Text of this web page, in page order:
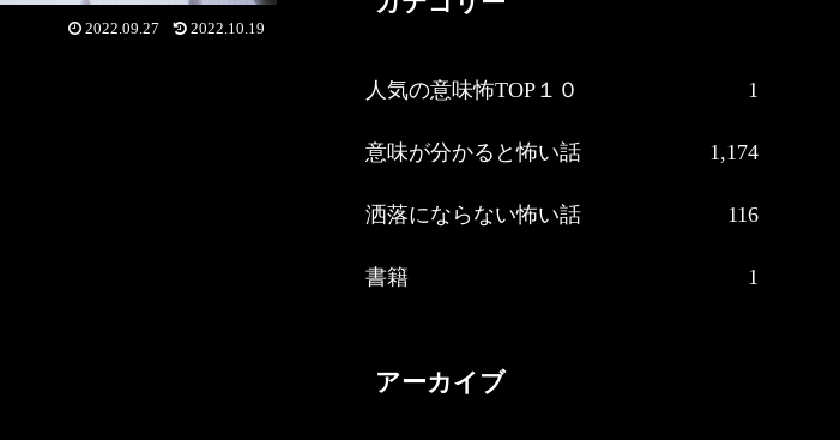
2022.09.27 2022.10.19
人気の意味怖TOP１０ 1
意味が分かると怖い話 1,174
洒落にならない怖い話 116
書籍 1
アーカイブ